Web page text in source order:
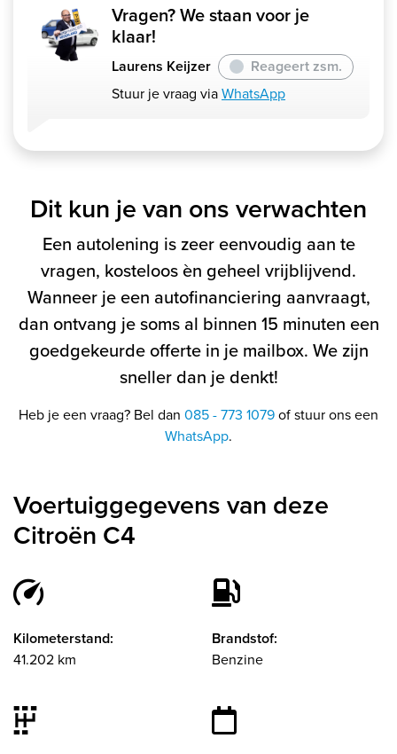
Vragen? We staan voor je
klaar!
Laurens Keijzer
Reageert zsm.
Stuur je vraag viaWhatsApp
Dit kun je van ons verwachten
Een autolening is zeer eenvoudig aan te
vragen, kosteloos èn geheel vrijblijvend.
Wanneer je een autofinanciering aanvraagt,
dan ontvang je soms al binnen 15 minuten een
goedgekeurde offerte in je mailbox. We zijn
sneller dan je denkt!
Heb je een vraag? Bel dan 085 - 773 1079of stuur ons een
WhatsApp.
Voertuiggegevens van deze
Citroën C4
Kilometerstand:
41.202 km
Brandstof:
Benzine